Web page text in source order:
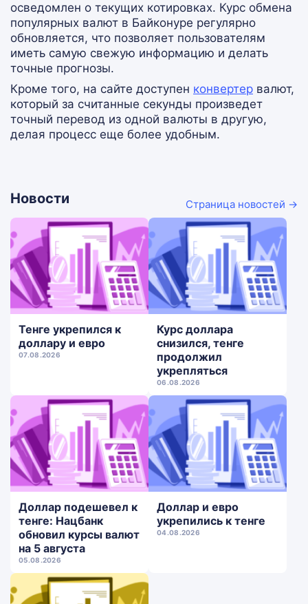
осведомлен о текущих котировках. Курс обмена
популярных валют в Байконуре регулярно
обновляется, что позволяет пользователям
иметь самую свежую информацию и делать
точные прогнозы.
Кроме того, на сайте доступен конвертер валют,
который за считанные секунды произведет
точный перевод из одной валюты в другую,
делая процесс еще более удобным.
Новости Страница новостей →
Тенге укрепился к
доллару и евро
07.08.2026
Курс доллара
снизился, тенге
продолжил
укрепляться
06.08.2026
Доллар подешевел к
тенге: Нацбанк
обновил курсы валют
на 5 августа
05.08.2026
Доллар и евро
укрепились к тенге
04.08.2026